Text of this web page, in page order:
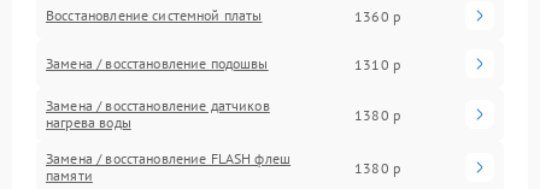
Восстановление системной платы 1360 р
Замена / восстановление подошвы 1310 р
Замена / восстановление датчиков
нагрева воды
1380 р
Замена / восстановление FLASH флеш
памяти
1380 р